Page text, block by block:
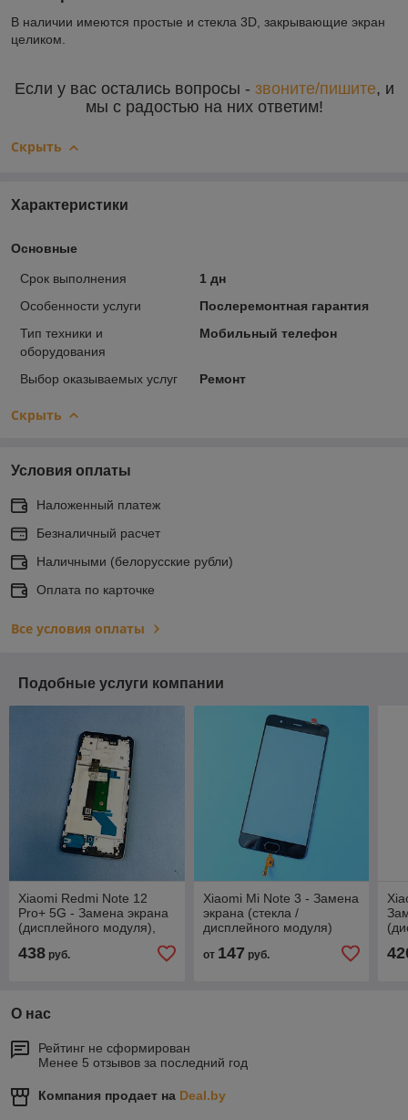
В наличии имеются простые и стекла 3D, закрывающие экран
целиком.
Если у вас остались вопросы - звоните/пишите, и
мы с радостью на них ответим!
Скрыть
Характеристики
Основные
Срок выполнения
1 дн
Особенности услуги
Послеремонтная гарантия
Тип техники и
оборудования
Мобильный телефон
Выбор оказываемых услуг Ремонт
Скрыть
Условия оплаты
Наложенный платеж
Безналичный расчет
Наличными (белорусские рубли)
Оплата по карточке
Все условия оплаты
Подобные услуги компании
Xiaomi Redmi Note 12
Pro+ 5G - Замена экрана
(дисплейного модуля),
438 руб.
Xiaomi Mi Note 3 - Замена
экрана (стекла /
дисплейного модуля)
от 147 руб.
О нас
Рейтинг не сформирован
Менее 5 отзывов за последний год
Компания продает на Deal.by